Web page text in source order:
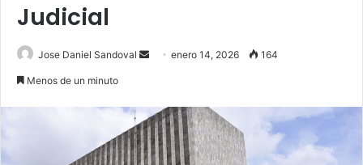
Judicial
Jose Daniel Sandoval
Sendenero 14, 2026 164
Menos de un minuto